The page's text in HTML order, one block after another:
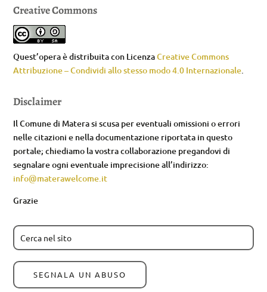
Creative Commons
Quest’opera è distribuita con LicenzaCreative Commons
Attribuzione – Condividi allo stesso modo 4.0 Internazionale.
Disclaimer
Il Comune di Matera si scusa per eventuali omissioni o errori
nelle citazioni e nella documentazione riportata in questo
portale; chiediamo la vostra collaborazione pregandovi di
segnalare ogni eventuale imprecisione all’indirizzo:
info@materawelcome.it
Grazie
SEGNALA UN ABUSO